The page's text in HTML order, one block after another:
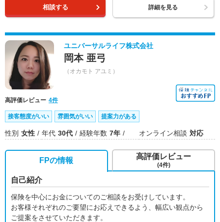
相談する 詳細を見る
ユニバーサルライフ株式会社
岡本 亜弓
（オカモト アユミ）
高評価レビュー 4件
接客態度がいい 雰囲気がいい 提案力がある
性別 女性 年代 30代 経験年数 7年 オンライン相談 対応
FPの情報
自己紹介
保険を中心にお金についてのご相談をお受けしています。
お客様それぞれのご要望にお応えできるよう、幅広い観点から
ご提案をさせていただきます。
高評価レビュー
(4件)